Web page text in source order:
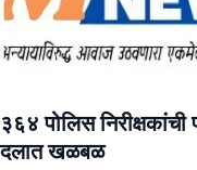
३६४ पोलिस
दलात खळबळ